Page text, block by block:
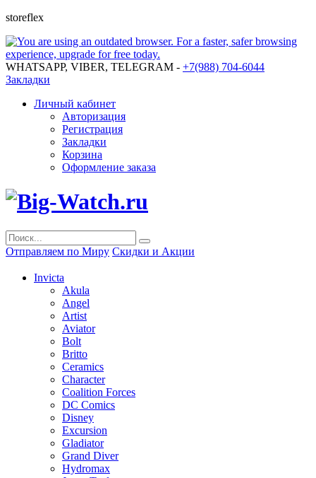
storeflex
WHATSAPP, VIBER, TELEGRAM - +7(988) 704-6044
Закладки
Личный кабинет
Авторизация
Регистрация
Закладки
Корзина
Оформление заказа
Отправляем по Миру Скидки и Акции
Invicta
Akula
Angel
Artist
Aviator
Bolt
Britto
Ceramics
Character
Coalition Forces
DC Comics
Disney
Excursion
Gladiator
Grand Diver
Hydromax